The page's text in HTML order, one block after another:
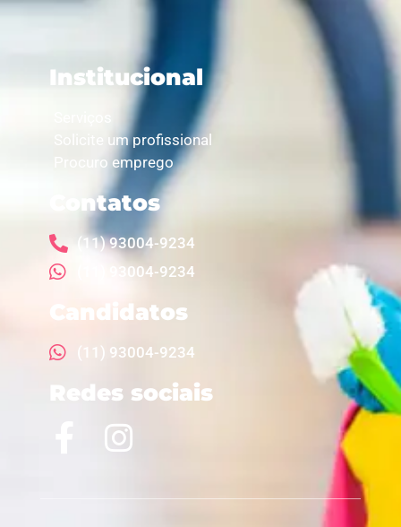
Institucional
Solicite um profissional
Procuro emprego
Contatos
(11) 93004-9234
(11) 93004-9234
Candidatos
(11) 93004-9234
Redes sociais